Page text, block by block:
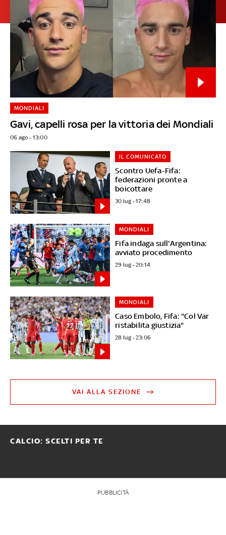
Gavi, capelli rosa per la vittoria dei Mondiali
MONDIALI
06 ago - 13:00
Scontro Uefa-Fifa:
federazioni pronte a
boicottare
IL COMUNICATO
30 lug - 17:48
Fifa indaga sull'Argentina:
avviato procedimento
MONDIALI
29 lug - 20:14
Caso Embolo, Fifa: "Col Var
ristabilita giustizia"
MONDIALI
28 lug - 23:06
VAI ALLA SEZIONE
CALCIO: SCELTI PER TE
PUBBLICITÀ